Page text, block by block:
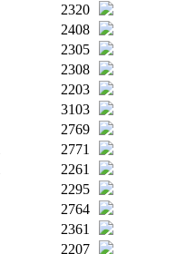
2320
2408
2305
2308
2203
3103
2769
2771
2261
2295
2764
2361
2207